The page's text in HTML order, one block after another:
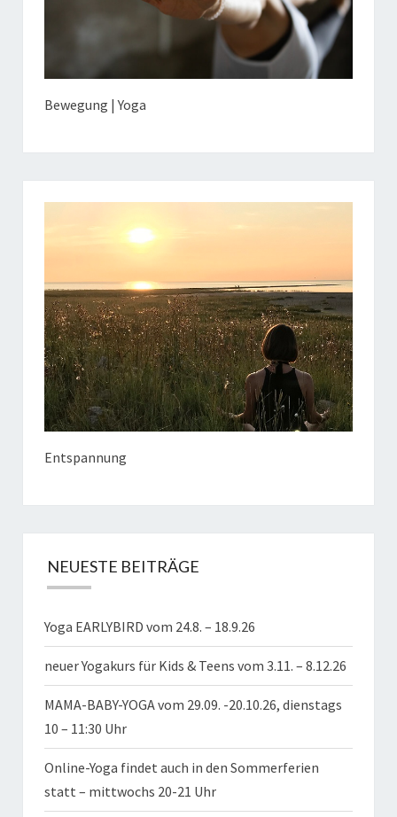
Bewegung | Yoga
Entspannung
NEUESTE BEITRÄGE
Yoga EARLYBIRD vom 24.8. – 18.9.26
neuer Yogakurs für Kids & Teens vom 3.11. – 8.12.26
MAMA-BABY-YOGA vom 29.09. -20.10.26, dienstags
10 – 11:30 Uhr
Online-Yoga findet auch in den Sommerferien
statt – mittwochs 20-21 Uhr